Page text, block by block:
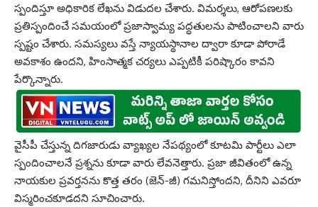
స్పందిస్తూ అధికారిక లేఖను విడుదల చేశారు. విమర్శలు, ఆరోపణలకు
ప్రతిస్పందించే సమయంలో ప్రజాస్వామ్య పద్ధతులను పాటించాలని వారు
స్పష్టం చేశారు. సమస్యలు వస్తే న్యాయస్థానాల ద్వారా కూడా పోరాడే
అవకాశం ఉందని, హింసాత్మక చర్యలు ఎప్పటికీ పరిష్కారం కావని
పేర్కొన్నారు.
వైసీపీ చేస్తున్న దిగజారుడు వ్యాఖ్యల నేపథ్యంలో కూటమి పార్టీలు ఎలా
స్పందించాలనే ప్రశ్నను కూడా వారు లేవనెత్తారు. ప్రజా జీవితంలో ఉన్న
నాయకుల ప్రవర్తనను కొత్త తరం (జెన్-జీ) గమనిస్తోందని, దీనిని ఎవరూ
విస్మరించకూడదని సూచించారు.